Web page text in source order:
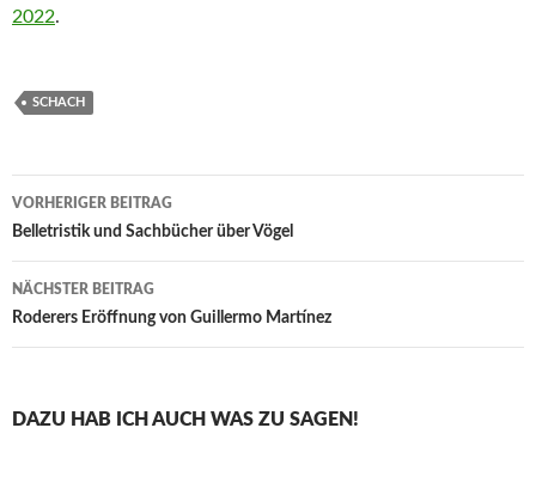
2022.
SCHACH
Beitragsnavigation
VORHERIGER BEITRAG
Belletristik und Sachbücher über Vögel
NÄCHSTER BEITRAG
Roderers Eröffnung von Guillermo Martínez
DAZU HAB ICH AUCH WAS ZU SAGEN!